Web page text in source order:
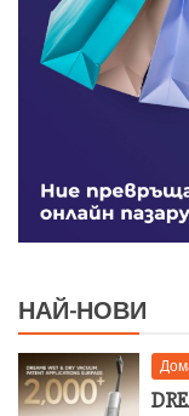
НАЙ-НОВИ